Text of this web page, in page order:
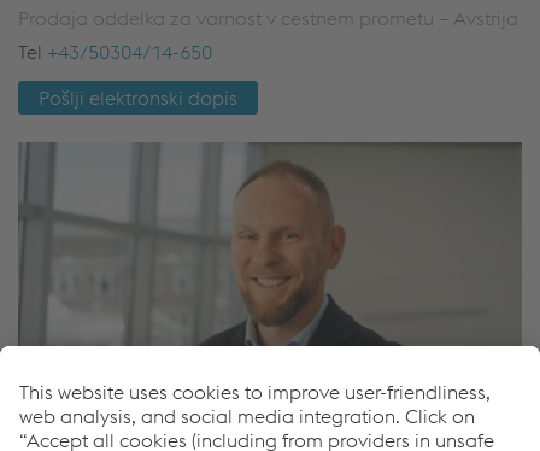
Prodaja oddelka za varnost v cestnem prometu – Avstrija
Tel +43/50304/14-650
Pošlji elektronski dopis